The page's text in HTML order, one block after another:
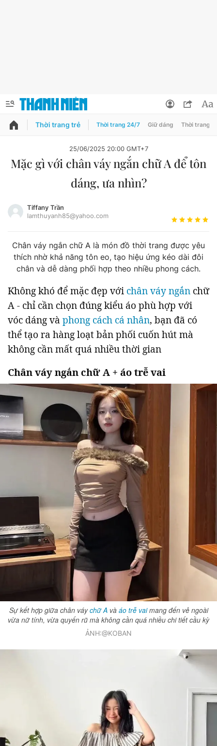
PODCAST QUẢNG CÁO
Chuyên mục khác
Tin thị trường Tin 360
Video Podcasts
Magazine
Tiện ích Bạn cần biết
Thông tin tòa soạn Liên hệ quảng cáo
Đọc Thanh Niên trên điện thoại
Theo dõi báo trên
Liên hệ quảng cáo
0908 780 404
Đặt báo Quảng cáo RSS Tòa soạn Chính sách bảo
Tổng biên tập: Nguyễn Ngọc Toàn
Ủy viên Ban biên tập - Tổng Thư ký tòa soạn: Trần Việt Hưng
Phát triển bởi ePi Technologies, JSC.
Thông tin tài khoản
Tin đã lưu
Đăng xuất
Thời trang trẻ Thời trang 24/7 Giữ dáng Thời trang
25/06/2025 20:00 GMT+7
Mặc gì với chân váy ngắn chữ A để tôn
dáng, ưa nhìn?
Tiffany Trần
lamthuyanh85@yahoo.com
Chân váy ngắn chữ A là món đồ thời trang được yêu
thích nhờ khả năng tôn eo, tạo hiệu ứng kéo dài đôi
chân và dễ dàng phối hợp theo nhiều phong cách.
Không khó để mặc đẹp với chân váy ngắn chữ
A - chỉ cần chọn đúng kiểu áo phù hợp với
vóc dáng và phong cách cá nhân, bạn đã có
thể tạo ra hàng loạt bản phối cuốn hút mà
không cần mất quá nhiều thời gian
Chân váy ngắn chữ A + áo trễ vai
Sự kết hợp giữa chân váychữ Avà áo trễ vaimang đến vẻ ngoài
vừa nữ tính, vừa quyến rũ mà không cần quá nhiều chi tiết cầu kỳ
ẢNH:@KOBAN